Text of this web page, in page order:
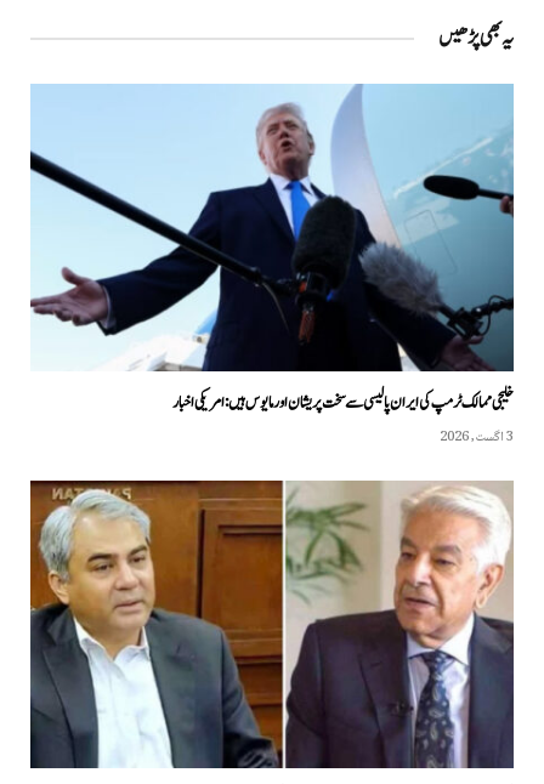
یہ بھی پڑھیں
خلیجی ممالک ٹرمپ کی ایران پالیسی سے سخت پریشان اور مایوس ہیں: امریکی اخبار
3 اگست, 2026